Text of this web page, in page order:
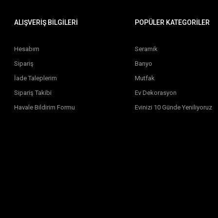
ALIŞVERİŞ BİLGİLERİ
Hesabım
Sipariş
İade Taleplerim
Sipariş Takibi
Havale Bildirim Formu
POPÜLER KATEGORİLER
Seramik
Banyo
Mutfak
Ev Dekorasyon
Evinizi 10 Günde Yeniliyoruz